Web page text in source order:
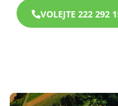
VOLEJTE 222 292